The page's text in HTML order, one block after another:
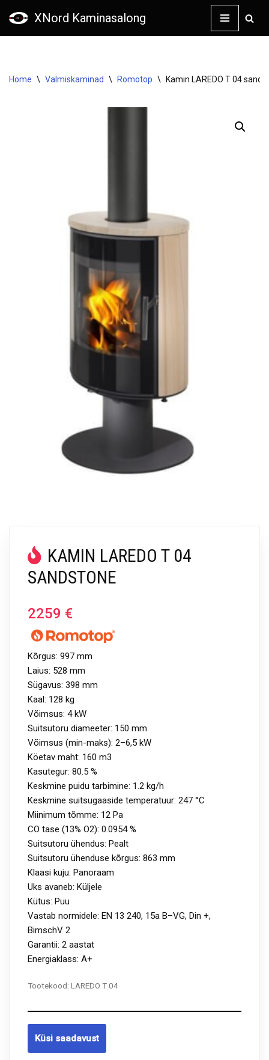
XNord Kaminasalong
Home \ Valmiskaminad \ Romotop \ Kamin LAREDO T 04
KAMIN LAREDO T 04
SANDSTONE
2259 €
Kõrgus: 997 mm
Laius: 528 mm
Sügavus: 398 mm
Kaal: 128 kg
Võimsus: 4 kW
Suitsutoru diameeter: 150 mm
Võimsus (min-maks): 2–6,5 kW
Köetav maht: 160 m3
Kasutegur: 80.5 %
Keskmine puidu tarbimine: 1.2 kg/h
Keskmine suitsugaaside temperatuur: 247 °C
Miinimum tõmme: 12 Pa
CO tase (13% O2): 0.0954 %
Suitsutoru ühendus: Pealt
Suitsutoru ühenduse kõrgus: 863 mm
Klaasi kuju: Panoraam
Uks avaneb: Küljele
Kütus: Puu
Vastab normidele: EN 13 240, 15a B–VG, Din +,
BimschV 2
Garantii: 2 aastat
Energiaklass: A+
Tootekood: LAREDO T 04
Küsi saadavust